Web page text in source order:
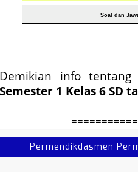
Soal dan
Demikian info tentang
Semester 1 Kelas 6 SD
Permendikdasmen